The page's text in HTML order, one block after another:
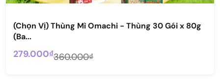
(Chọn Vị) Thùng Mì Omachi - Thùng 30 Gói x 80g
(Ba...
279.000₫360.000₫